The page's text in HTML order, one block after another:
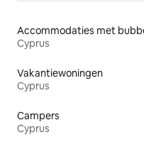
Cyprus
Vakantiewoningen
Cyprus
Campers
Cyprus